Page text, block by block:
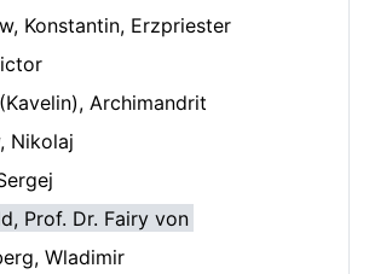
Konstantin, Erzpriester
Archimandrit
Nikolaj
Prof. Dr. Fairy von
Wladimir